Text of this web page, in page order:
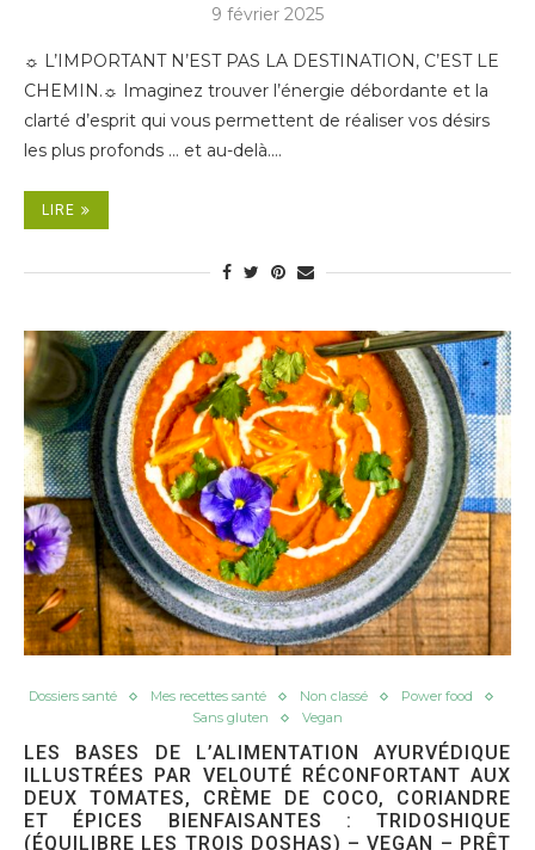
9 février 2025
☼ L’IMPORTANT N’EST PAS LA DESTINATION, C’EST LE
CHEMIN.☼ Imaginez trouver l’énergie débordante et la
clarté d’esprit qui vous permettent de réaliser vos désirs
les plus profonds … et au-delà.…
LIRE
Dossiers santé Mes recettes santé Non classé
Power food
Sans gluten
Vegan
LES BASES DE L’ALIMENTATION AYURVÉDIQUE
ILLUSTRÉES PAR VELOUTÉ RÉCONFORTANT AUX
DEUX TOMATES, CRÈME DE COCO, CORIANDRE
ET ÉPICES BIENFAISANTES : TRIDOSHIQUE
(ÉQUILIBRE LES TROIS DOSHAS) – VEGAN – PRÊT